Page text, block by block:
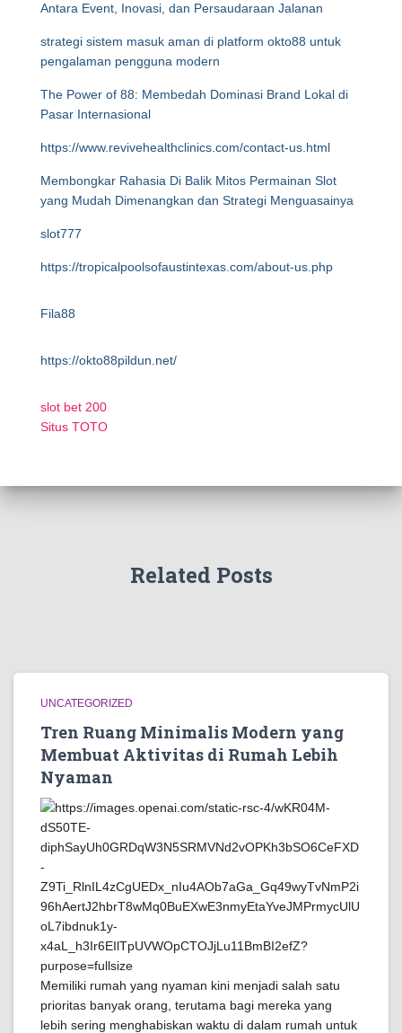
Antara Event, Inovasi, dan Persaudaraan Jalanan
strategi sistem masuk aman di platform okto88 untuk
pengalaman pengguna modern
The Power of 88: Membedah Dominasi Brand Lokal di
Pasar Internasional
https://www.revivehealthclinics.com/contact-us.html
Membongkar Rahasia Di Balik Mitos Permainan Slot
yang Mudah Dimenangkan dan Strategi Menguasainya
slot777
https://tropicalpoolsofaustintexas.com/about-us.php
Fila88
https://okto88pildun.net/
slot bet 200
Situs TOTO
Related Posts
UNCATEGORIZED
Tren Ruang Minimalis Modern yang
Membuat Aktivitas di Rumah Lebih
Nyaman
Memiliki rumah yang nyaman kini menjadi salah satu
prioritas banyak orang, terutama bagi mereka yang
lebih sering menghabiskan waktu di dalam rumah untuk